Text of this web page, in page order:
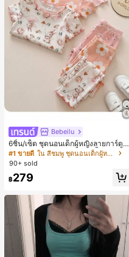
Bebeilu
6ชิ้น/เซ็ต ชุดนอนเด็กผู้หญิงลายการ์ตูน
หมีและดอกไม้ คอกลม แขนสั้น กางเกง
ขาสั้น ขอบระบาย สวมใส่สบาย
#1 ขายดี
ใน สีชมพู ชุดนอนเด็กผู้หญิง
90+ sold
฿279